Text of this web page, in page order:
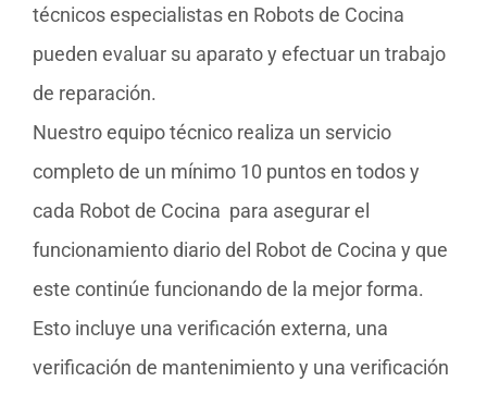
técnicos especialistas en Robots de Cocina
pueden evaluar su aparato y efectuar un trabajo
de reparación.
Nuestro equipo técnico realiza un servicio
completo de un mínimo 10 puntos en todos y
cada Robot de Cocina para asegurar el
funcionamiento diario del Robot de Cocina y que
este continúe funcionando de la mejor forma.
Esto incluye una verificación externa, una
verificación de mantenimiento y una verificación